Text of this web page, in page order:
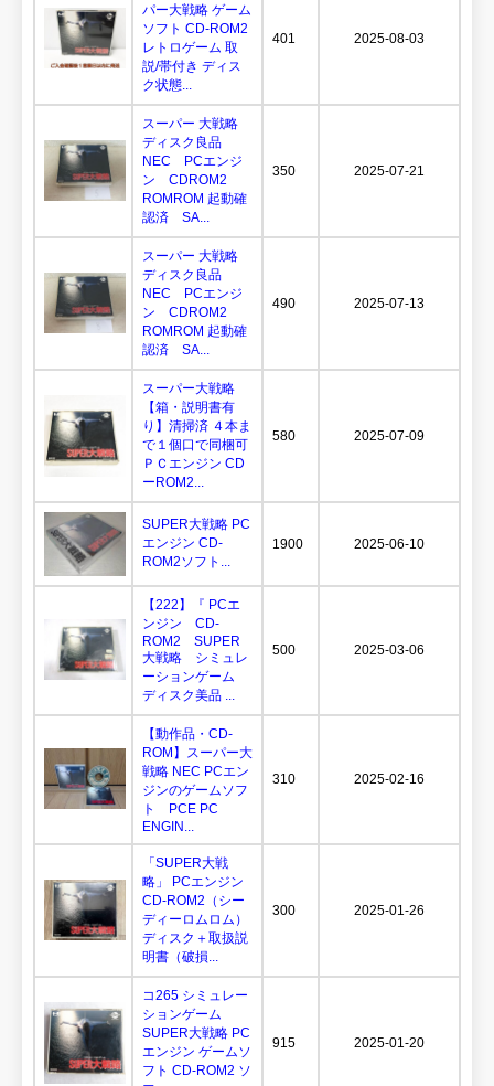
パー大戦略 ゲーム
ソフト CD-ROM2
レトロゲーム 取
説/帯付き ディス
ク状態...
401 2025-08-03
スーパー 大戦略
ディスク良品
NEC PCエンジ
ン CDROM2
ROMROM 起動確
認済 SA...
350 2025-07-21
スーパー 大戦略
ディスク良品
NEC PCエンジ
ン CDROM2
ROMROM 起動確
認済 SA...
490 2025-07-13
スーパー大戦略
【箱・説明書有
り】清掃済 ４本ま
で１個口で同梱可
ＰＣエンジン CD
ーROM2...
580 2025-07-09
SUPER大戦略 PC
エンジン CD-
ROM2ソフト...
1900 2025-06-10
【222】『 PCエ
ンジン CD-
ROM2 SUPER
大戦略 シミュレ
ーションゲーム
ディスク美品 ...
500 2025-03-06
【動作品・CD-
ROM】スーパー大
戦略 NEC PCエン
ジンのゲームソフ
ト PCE PC
ENGIN...
310 2025-02-16
「SUPER大戦
略」 PCエンジン
CD-ROM2（シー
ディーロムロム）
ディスク＋取扱説
明書（破損...
300 2025-01-26
コ265 シミュレー
ションゲーム
SUPER大戦略 PC
エンジン ゲームソ
フト CD-ROM2 ソ
915 2025-01-20